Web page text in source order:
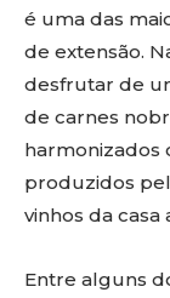
é uma das
de extensão.
desfrutar de
de carnes
harmonizados
produzidos
vinhos da casa
Entre alguns